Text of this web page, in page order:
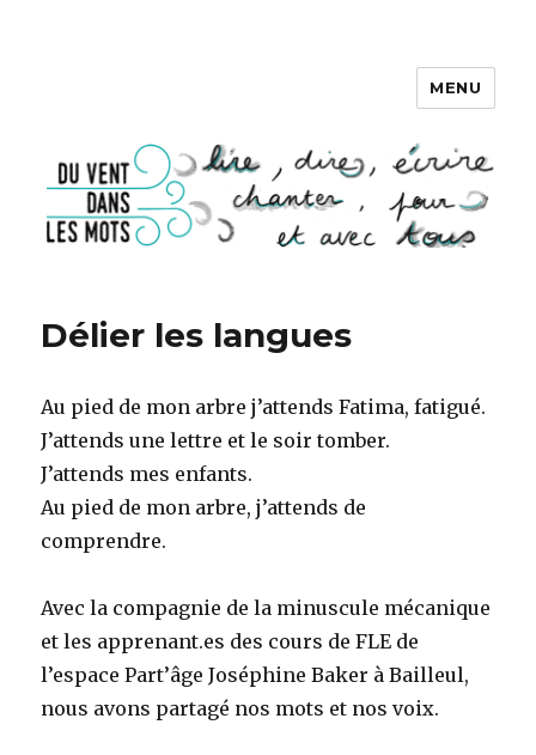
DU VENT DANS LES MOTS
MENU
Délier les langues
Au pied de mon arbre j’attends Fatima, fatigué.
J’attends une lettre et le soir tomber.
J’attends mes enfants.
Au pied de mon arbre, j’attends de
comprendre.
Avec la compagnie de la minuscule mécanique
et les apprenant.es des cours de FLE de
l’espace Part’âge Joséphine Baker à Bailleul,
nous avons partagé nos mots et nos voix.